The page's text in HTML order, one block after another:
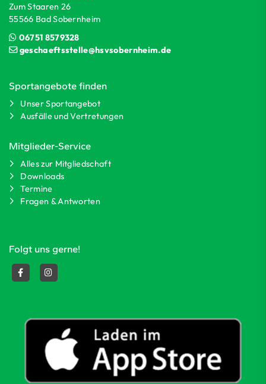
Zum Staaren 26
55566 Bad Sobernheim
06751 8579328
geschaeftsstelle@hsvsobernheim.de
Sportangebote finden
Unser Sportangebot
Ausfälle und Vertretungen
Mitglieder-Service
Alles zur Mitgliedschaft
Downloads
Termine
Fragen & Antworten
Folgt uns gerne!